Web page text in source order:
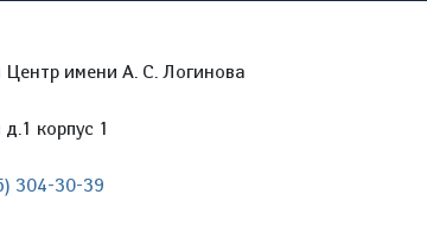
имени А. С. Логинова
корпус 1
304-30-39